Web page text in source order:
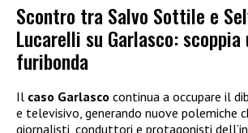
Scontro tra Salvo Sottile e
Lucarelli su Garlasco:
furibonda
Il caso Garlasco continua a occupare il
e televisivo, generando nuove polemiche
giornalisti, conduttori e protagonisti